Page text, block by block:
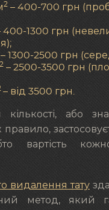
2 – 400-700 грн
400-1300 грн
– 1300-2500 грн
2 – 2500-3500 грн
– від 3500 грн.
або
вартість
видалення тату
метод, який